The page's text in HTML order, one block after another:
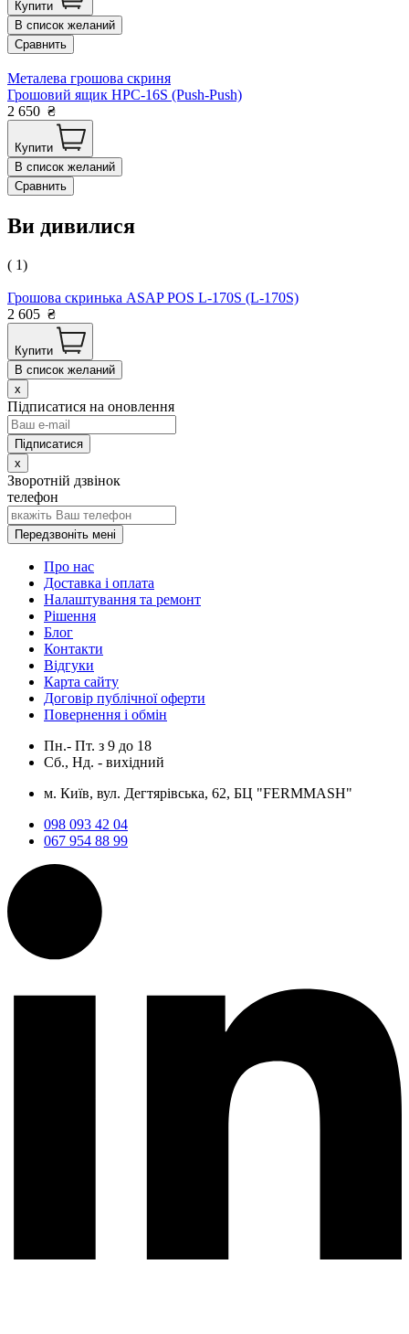
Купити
В список желаний
Сравнить
Металева грошова скриня
Грошовий ящик HPC-16S (Push-Push)
2 650 ₴
Купити
В список желаний
Сравнить
Ви дивилися
( 1)
Грошова скринька ASAP POS L-170S (L-170S)
2 605 ₴
Купити
В список желаний
x
Підписатися на оновлення
x
Зворотній дзвінок
телефон
Передзвоніть мені
Про нас
Доставка і оплата
Налаштування та ремонт
Рішення
Блог
Контакти
Відгуки
Карта сайту
Договір публічної оферти
Повернення і обмін
Пн.- Пт. з 9 до 18
Сб., Нд. - вихідний
м. Київ, вул. Дегтярівська, 62, БЦ "FERMMASH"
098 093 42 04
067 954 88 99